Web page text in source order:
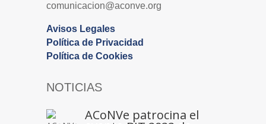
comunicacion@aconve.org
Avisos Legales
Política de Privacidad
Política de Cookies
NOTICIAS
ACoNVe patrocina el